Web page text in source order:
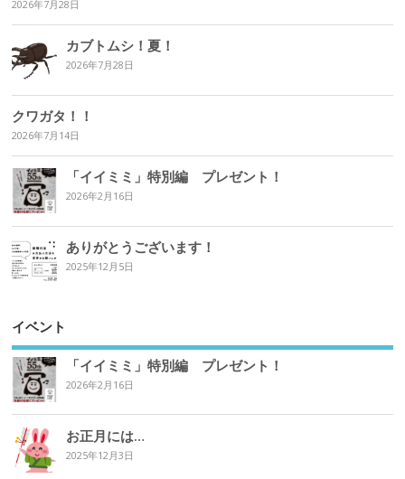
2026年7月28日
カブトムシ！夏！
2026年7月28日
クワガタ！！
2026年7月14日
「イイミミ」特別編 プレゼント！
2026年2月16日
ありがとうございます！
2025年12月5日
イベント
「イイミミ」特別編 プレゼント！
2026年2月16日
お正月には…
2025年12月3日